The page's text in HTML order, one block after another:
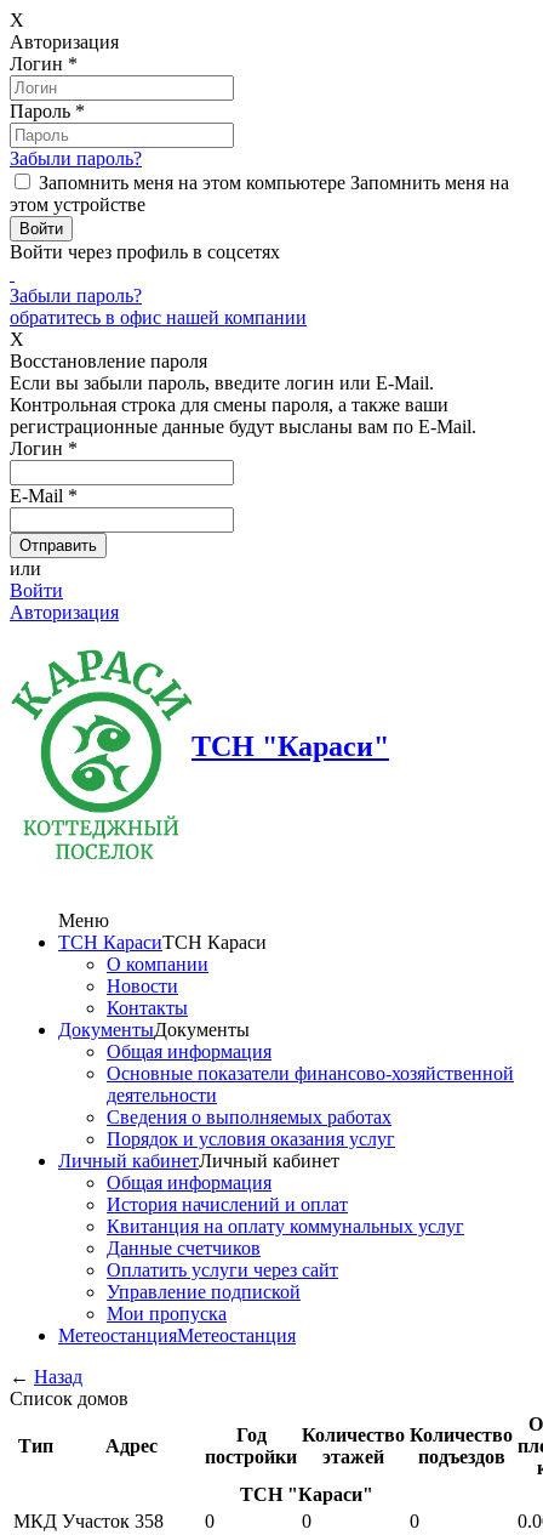
X
Авторизация
Логин *
Пароль *
Забыли пароль?
Запомнить меня на этом компьютере Запомнить меня на
этом устройстве
Войти через профиль в соцсетях
Забыли пароль?
обратитесь в офис нашей компании
X
Восстановление пароля
Если вы забыли пароль, введите логин или E-Mail.
Контрольная строка для смены пароля, а также ваши
регистрационные данные будут высланы вам по E-Mail.
Логин *
E-Mail *
или
Войти
Авторизация
ТСН "Караси"
Меню
ТСН КарасиТСН Караси
О компании
Новости
Контакты
ДокументыДокументы
Общая информация
Основные показатели финансово-хозяйственной
деятельности
Сведения о выполняемых работах
Порядок и условия оказания услуг
Личный кабинетЛичный кабинет
Общая информация
История начислений и оплат
Квитанция на оплату коммунальных услуг
Данные счетчиков
Оплатить услуги через сайт
Управление подпиской
Мои пропуска
МетеостанцияМетеостанция
← Назад
Список домов
Тип Адрес
Год
постройки
Количество
этажей
Количество
подъездов
ТСН "Караси"
МКД Участок 358 0 0 0